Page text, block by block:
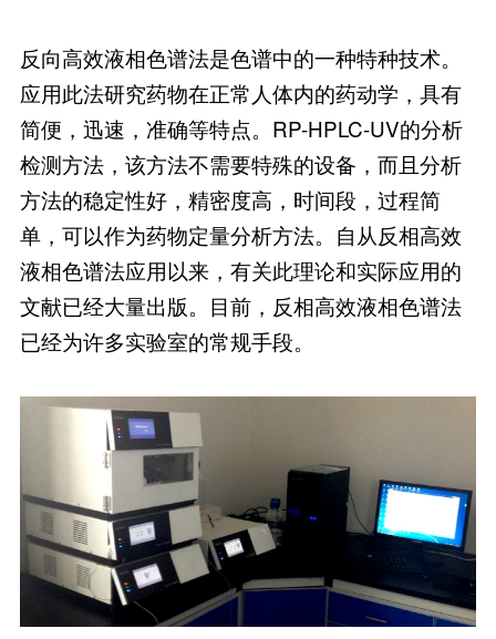
反向高效液相色谱法是色谱中的一种特种技术。
应用此法研究药物在正常人体内的药动学，具有
简便，迅速，准确等特点。RP-HPLC-UV的分析
检测方法，该方法不需要特殊的设备，而且分析
方法的稳定性好，精密度高，时间段，过程简
单，可以作为药物定量分析方法。自从反相高效
液相色谱法应用以来，有关此理论和实际应用的
文献已经大量出版。目前，反相高效液相色谱法
已经为许多实验室的常规手段。